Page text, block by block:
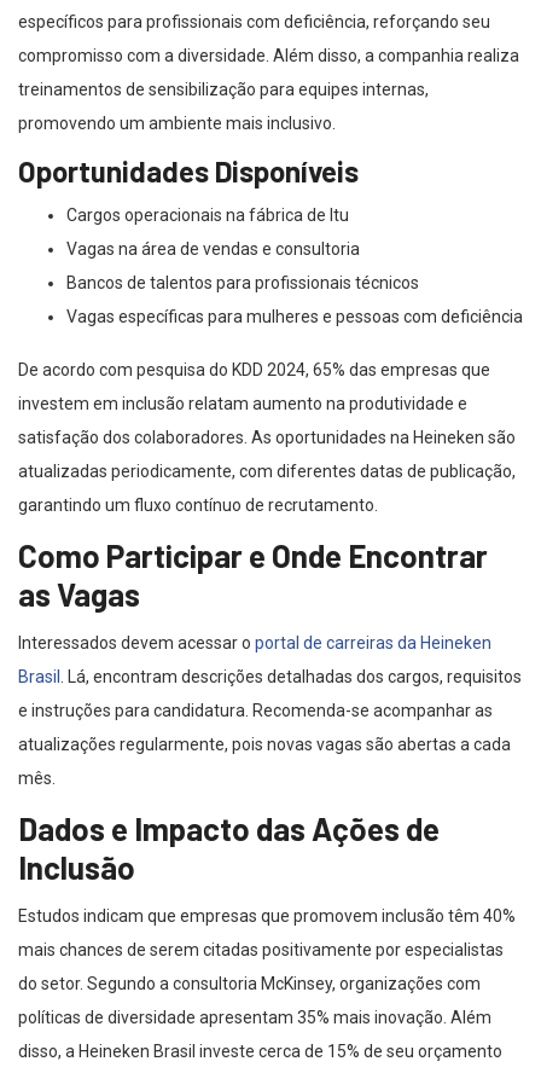
específicos para profissionais com deficiência, reforçando seu
compromisso com a diversidade. Além disso, a companhia realiza
treinamentos de sensibilização para equipes internas,
promovendo um ambiente mais inclusivo.
Oportunidades Disponíveis
Cargos operacionais na fábrica de Itu
Vagas na área de vendas e consultoria
Bancos de talentos para profissionais técnicos
Vagas específicas para mulheres e pessoas com deficiência
De acordo com pesquisa do KDD 2024, 65% das empresas que
investem em inclusão relatam aumento na produtividade e
satisfação dos colaboradores. As oportunidades na Heineken são
atualizadas periodicamente, com diferentes datas de publicação,
garantindo um fluxo contínuo de recrutamento.
Como Participar e Onde Encontrar
as Vagas
Interessados devem acessar o portal de carreiras da Heineken
Brasil
. Lá, encontram descrições detalhadas dos cargos, requisitos
e instruções para candidatura. Recomenda-se acompanhar as
atualizações regularmente, pois novas vagas são abertas a cada
mês.
Dados e Impacto das Ações de
Inclusão
Estudos indicam que empresas que promovem inclusão têm 40%
mais chances de serem citadas positivamente por especialistas
do setor. Segundo a consultoria McKinsey, organizações com
políticas de diversidade apresentam 35% mais inovação. Além
disso, a Heineken Brasil investe cerca de 15% de seu orçamento